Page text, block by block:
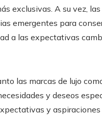
exclusivas. A su vez,
emergentes para
a las expectativas
las marcas de lujo
y deseos
y aspiraciones